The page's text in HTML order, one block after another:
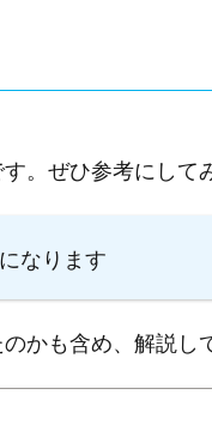
。ぜひ参考にして
なります
かも含め、解説し